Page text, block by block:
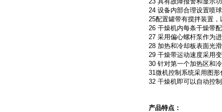
24 设备内部合理设置喷
25配置罐带有搅拌装置
26 干燥机内每条干燥带
27 采用偏心螺杆泵作为
28 加热和冷却板表面光
29 干燥带运动速度采用
30 针对第一个加热区和
31微机控制系统采用图
32 干燥机即可以自动控
产品特点：